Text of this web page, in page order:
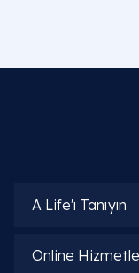
A Life'ı Tanıyın
Online